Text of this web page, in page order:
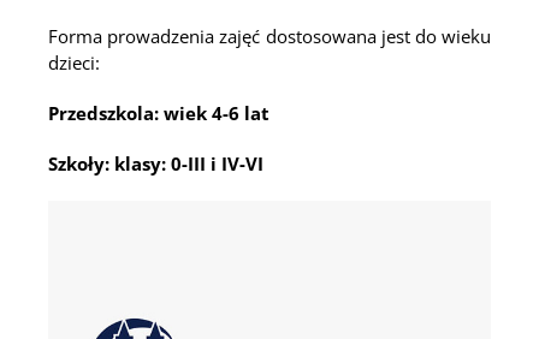
Forma prowadzenia zajęć dostosowana jest do wieku
dzieci:
Przedszkola: wiek 4-6 lat
Szkoły: klasy: 0-III i IV-VI